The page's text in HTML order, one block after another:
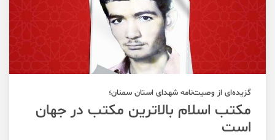
گزیده‌ای از وصیت‌نامه شهدای استان سمنان؛
مکتب اسلام بالاترین مکتب در جهان
است